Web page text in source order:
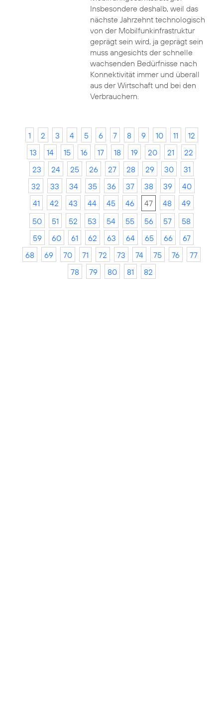
Insbesondere deshalb, weil das
nächste Jahrzehnt technologisch
von der Mobilfunkinfrastruktur
geprägt sein wird, ja geprägt sein
muss angesichts der schnelle
wachsenden Bedürfnisse nach
Konnektivität immer und überall
aus der Wirtschaft und bei den
Verbrauchern.
1 2 3 4 5 6 7 8 9 10 11
12
13
14 15 16 17 18 19 20 21
22
23
24 25 26 27 28 29 30
31
32
33 34 35 36 37 38 39
40
41
42 43 44 45 46 47 48
49
50
51 52 53 54 55 56 57
58
59
60 61 62 63 64 65 66
67
68
69 70 71 72 73 74 75 76
77
78
79 80 81 82